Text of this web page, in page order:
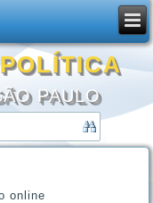
PAULO
online